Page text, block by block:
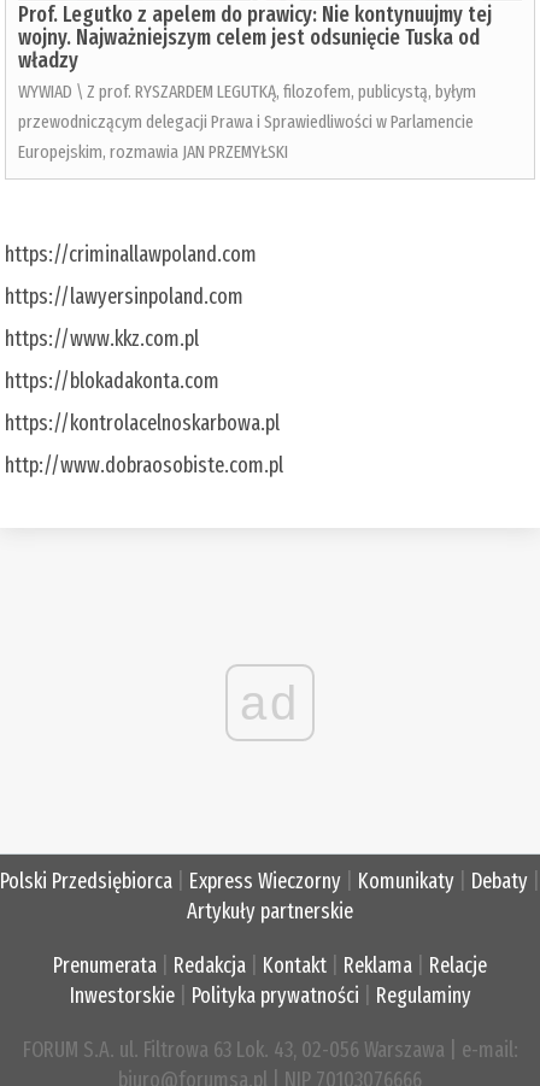
Prof. Legutko z apelem do prawicy: Nie kontynuujmy tej
wojny. Najważniejszym celem jest odsunięcie Tuska od
władzy
WYWIAD \ Z prof. RYSZARDEM LEGUTKĄ, filozofem, publicystą, byłym
przewodniczącym delegacji Prawa i Sprawiedliwości w Parlamencie
Europejskim, rozmawia JAN PRZEMYŁSKI
https://criminallawpoland.com
https://lawyersinpoland.com
https://www.kkz.com.pl
https://blokadakonta.com
https://kontrolacelnoskarbowa.pl
http://www.dobraosobiste.com.pl
ad
Polski Przedsiębiorca Express Wieczorny Komunikaty Debaty
Artykuły partnerskie
Prenumerata Redakcja Kontakt Reklama
Relacje
Inwestorskie| Polityka prywatności Regulaminy
FORUM S.A. ul. Filtrowa 63 Lok. 43, 02-056 Warszawa | e-mail:
biuro@forumsa.pl | NIP 70103076666